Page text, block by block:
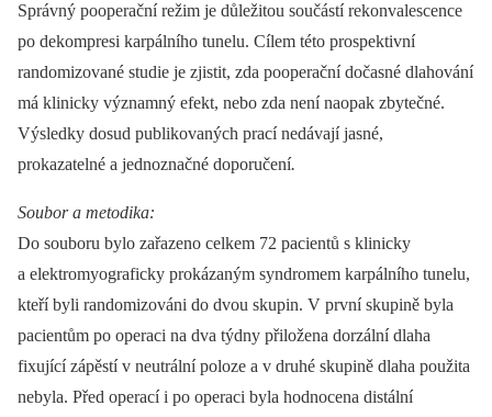
Správný pooperační režim je důležitou součástí rekonvalescence
po dekompresi karpálního tunelu. Cílem této prospektivní
randomizované studie je zjistit, zda pooperační dočasné dlahování
má klinicky významný efekt, nebo zda není naopak zbytečné.
Výsledky dosud publikovaných prací nedávají jasné,
prokazatelné a jednoznačné doporučení.
Soubor a metodika:
Do souboru bylo zařazeno celkem 72 pacientů s klinicky
a elektromyograficky prokázaným syndromem karpálního tunelu,
kteří byli randomizováni do dvou skupin. V první skupině byla
pacientům po operaci na dva týdny přiložena dorzální dlaha
fixující zápěstí v neutrální poloze a v druhé skupině dlaha použita
nebyla. Před operací i po operaci byla hodnocena distální